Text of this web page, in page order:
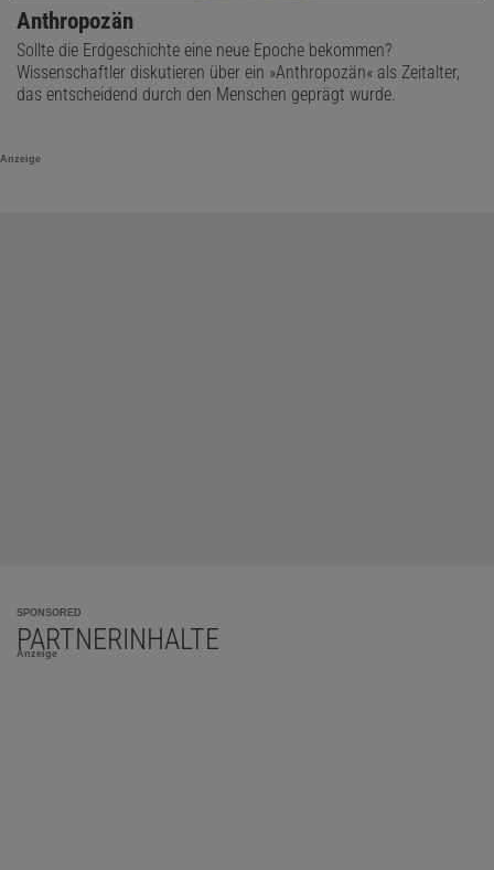
Anthropozän
Sollte die Erdgeschichte eine neue Epoche bekommen?
Wissenschaftler diskutieren über ein »Anthropozän« als Zeitalter,
das entscheidend durch den Menschen geprägt wurde.
Anzeige
SPONSORED
PARTNERINHALTE
Anzeige